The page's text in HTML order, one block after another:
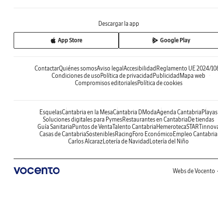
Descargar la app
App Store Google Play
ContactarQuiénes somosAviso legalAccesibilidadReglamento UE 2024/
Condiciones de usoPolítica de privacidadPublicidadMapa web
Compromisos editorialesPolítica de cookies
EsquelasCantabria en la MesaCantabria DModaAgenda CantabriaPlayas
Soluciones digitales para PymesRestaurantes en CantabriaDe tiendas
Guía SanitariaPuntos de VentaTalento CantabriaHemeroteca
Casas de CantabriaSosteniblesRacingForo EconómicoEmpleo Cantabria
Carlos AlcarazLotería de NavidadLotería del Niño
Webs de Vocento